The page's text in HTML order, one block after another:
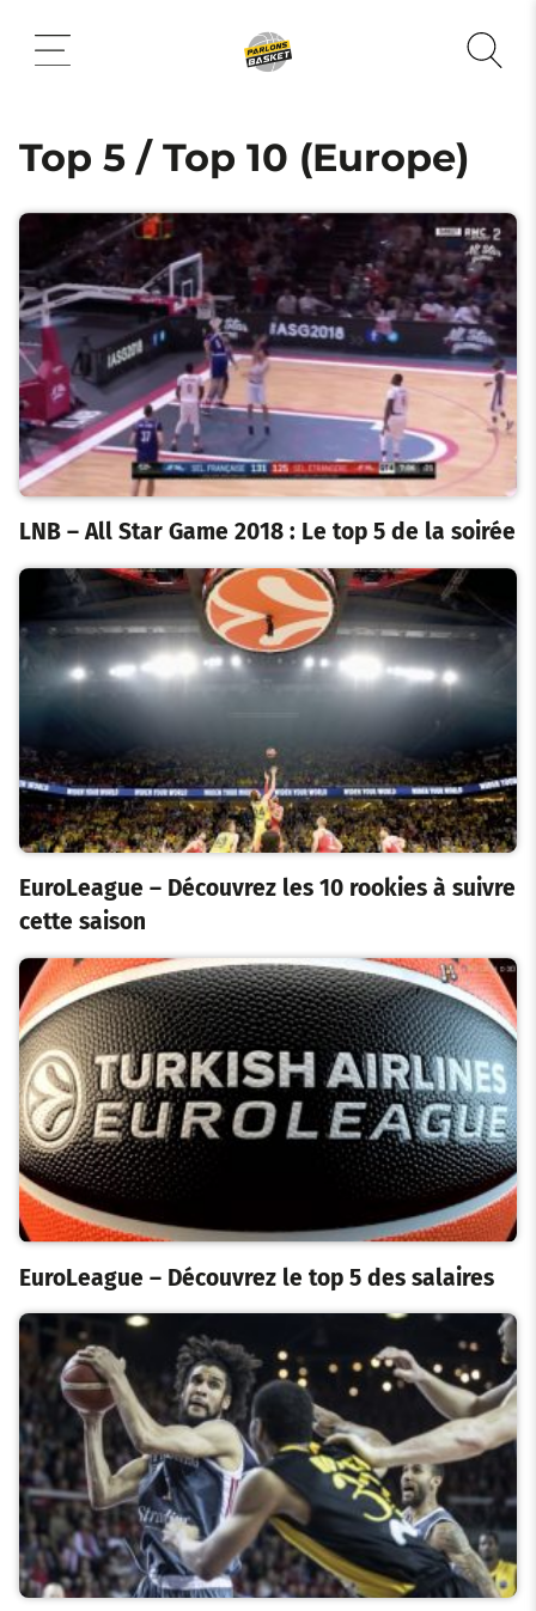
contenu
Top 5 / Top 10 (Europe)
LNB – All Star Game 2018 : Le top 5 de la soirée
EuroLeague – Découvrez les 10 rookies à suivre
cette saison
EuroLeague – Découvrez le top 5 des salaires